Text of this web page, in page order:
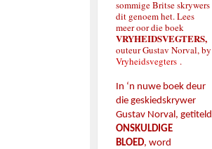
sommige Britse skrywers
dit genoem het. Lees
meer oor die boek
VRYHEIDSVEGTERS,
outeur Gustav Norval, by
Vryheidsvegters .
In ‘n nuwe boek deur
die geskiedskrywer
Gustav Norval, getiteld
ONSKULDIGE
BLOED, word